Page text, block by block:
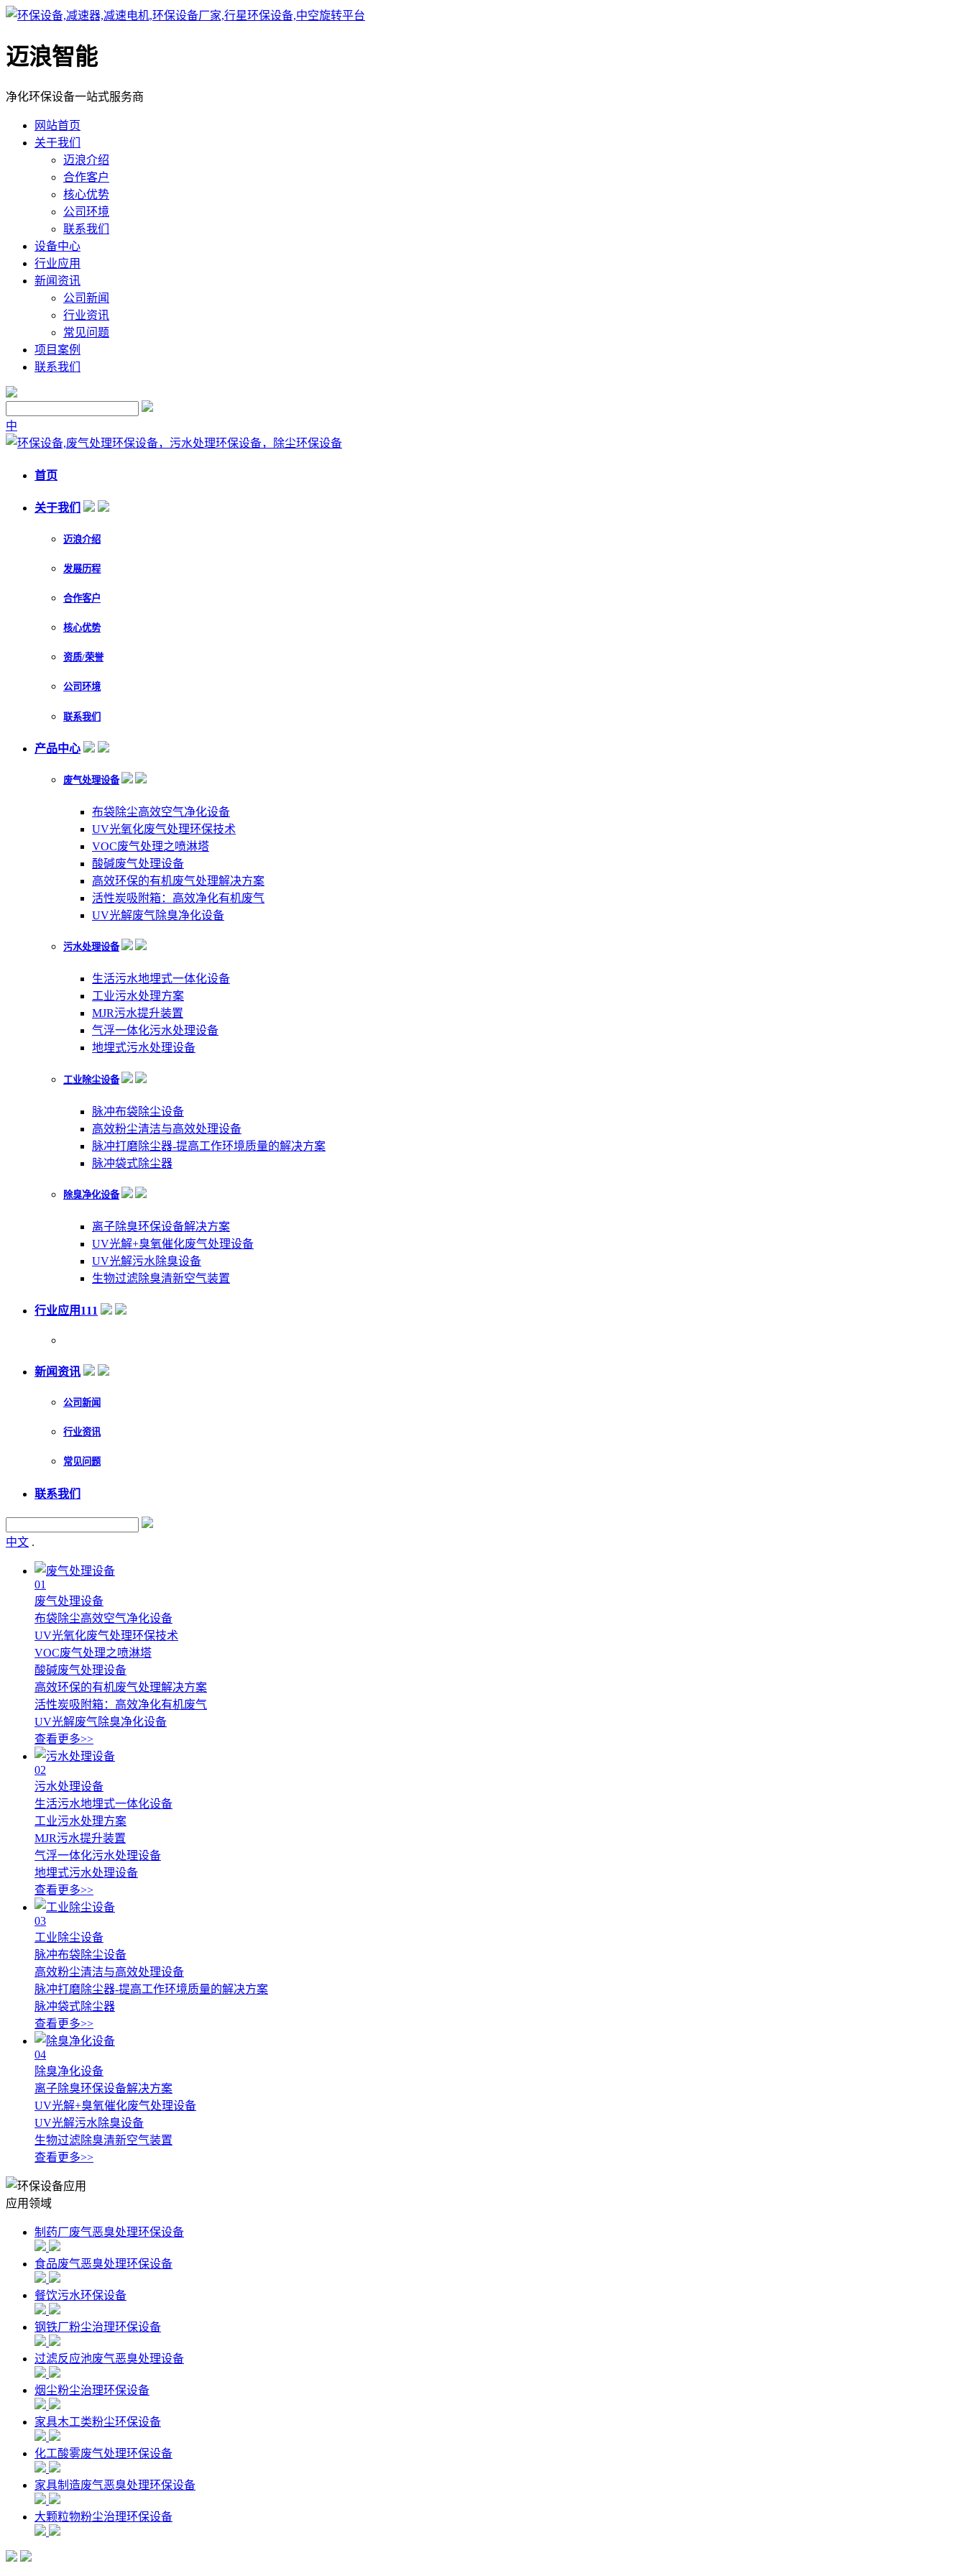
迈浪智能
净化环保设备一站式服务商
网站首页
关于我们
迈浪介绍
合作客户
核心优势
公司环境
联系我们
设备中心
行业应用
新闻资讯
公司新闻
行业资讯
常见问题
项目案例
联系我们
中
首页
关于我们
迈浪介绍
发展历程
合作客户
核心优势
资质/荣誉
公司环境
联系我们
产品中心
废气处理设备
布袋除尘高效空气净化设备
UV光氧化废气处理环保技术
VOC废气处理之喷淋塔
酸碱废气处理设备
高效环保的有机废气处理解决方案
活性炭吸附箱：高效净化有机废气
UV光解废气除臭净化设备
污水处理设备
生活污水地埋式一体化设备
工业污水处理方案
MJR污水提升装置
气浮一体化污水处理设备
地埋式污水处理设备
工业除尘设备
脉冲布袋除尘设备
高效粉尘清洁与高效处理设备
脉冲打磨除尘器-提高工作环境质量的解决方案
脉冲袋式除尘器
除臭净化设备
离子除臭环保设备解决方案
UV光解+臭氧催化废气处理设备
UV光解污水除臭设备
生物过滤除臭清新空气装置
行业应用111
新闻资讯
公司新闻
行业资讯
常见问题
联系我们
中文 .
01
废气处理设备
布袋除尘高效空气净化设备
UV光氧化废气处理环保技术
VOC废气处理之喷淋塔
酸碱废气处理设备
高效环保的有机废气处理解决方案
活性炭吸附箱：高效净化有机废气
UV光解废气除臭净化设备
查看更多>>
02
污水处理设备
生活污水地埋式一体化设备
工业污水处理方案
MJR污水提升装置
气浮一体化污水处理设备
地埋式污水处理设备
查看更多>>
03
工业除尘设备
脉冲布袋除尘设备
高效粉尘清洁与高效处理设备
脉冲打磨除尘器-提高工作环境质量的解决方案
脉冲袋式除尘器
查看更多>>
04
除臭净化设备
离子除臭环保设备解决方案
UV光解+臭氧催化废气处理设备
UV光解污水除臭设备
生物过滤除臭清新空气装置
查看更多>>
应用领域
制药厂废气恶臭处理环保设备
食品废气恶臭处理环保设备
餐饮污水环保设备
钢铁厂粉尘治理环保设备
过滤反应池废气恶臭处理设备
烟尘粉尘治理环保设备
家具木工类粉尘环保设备
化工酸雾废气处理环保设备
家具制造废气恶臭处理环保设备
大颗粒物粉尘治理环保设备